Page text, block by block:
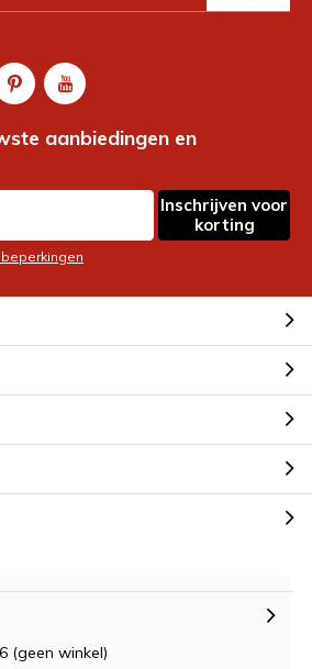
aanbiedingen en
Inschrijven voor
korting
(geen winkel)